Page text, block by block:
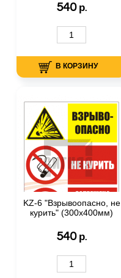
540 р.
В КОРЗИНУ
KZ-6 "Взрывоопасно, не
курить" (300х400мм)
540 р.